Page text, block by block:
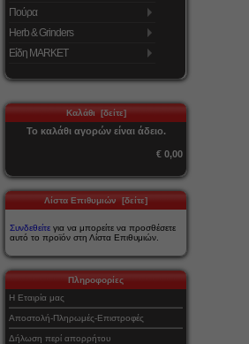
Πούρα
Herb & Grinders
Είδη MARKET
Καλάθι [δείτε]
Το καλάθι αγορών είναι άδειο.
€ 0,00
Λίστα Επιθυμιών [δείτε]
Συνδεθείτε για να μπορείτε να προσθέσετε
αυτό το προϊόν στη Λίστα Επιθυμιών.
Πληροφορίες
Η Εταιρία μας
Αποστολή-Πληρωμές-Επιστροφές
Δήλωση περί απορρήτου